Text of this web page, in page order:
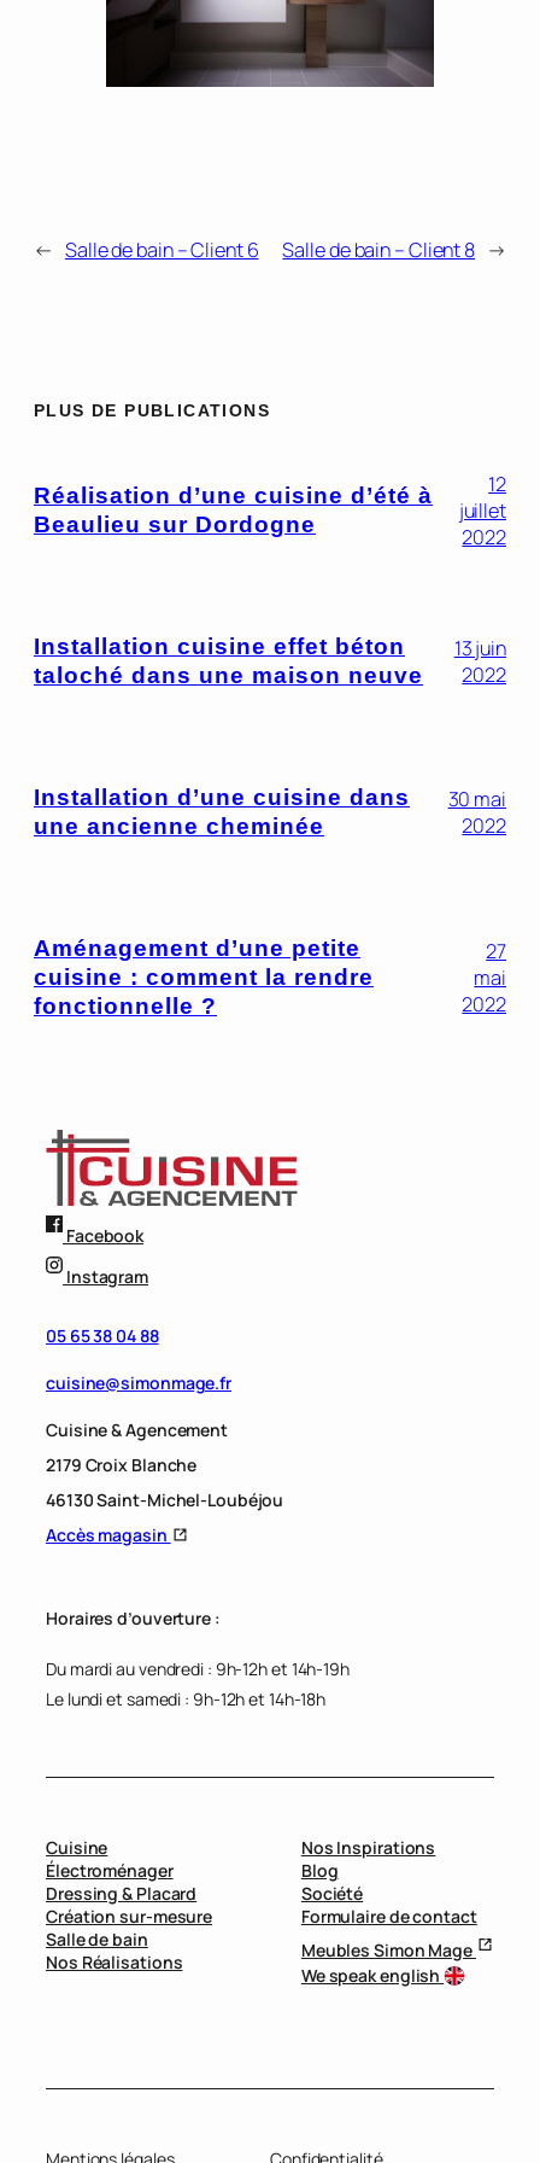
← Salle de bain – Client 6 Salle de bain – Client 8 →
PLUS DE PUBLICATIONS
Réalisation d’une cuisine d’été à
Beaulieu sur Dordogne
12
juillet
2022
Installation cuisine effet béton
taloché dans une maison neuve
13 juin
2022
Installation d’une cuisine dans
une ancienne cheminée
30 mai
2022
Aménagement d’une petite
cuisine : comment la rendre
fonctionnelle ?
27
mai
2022
Facebook
Instagram
05 65 38 04 88
cuisine@simonmage.fr
Cuisine & Agencement
2179 Croix Blanche
46130 Saint-Michel-Loubéjou
Accès magasin
Horaires d’ouverture :
Du mardi au vendredi : 9h-12h et 14h-19h
Le lundi et samedi : 9h-12h et 14h-18h
Cuisine
Électroménager
Dressing & Placard
Création sur-mesure
Salle de bain
Nos Réalisations
Nos Inspirations
Blog
Société
Formulaire de contact
Meubles Simon Mage
We speak english